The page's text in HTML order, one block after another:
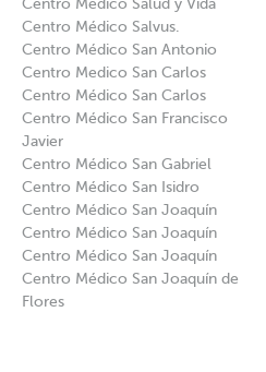
Centro Medico Salud y Vida
Centro Médico Salvus.
Centro Médico San Antonio
Centro Medico San Carlos
Centro Médico San Carlos
Centro Médico San Francisco
Javier
Centro Médico San Gabriel
Centro Médico San Isidro
Centro Médico San Joaquín
Centro Médico San Joaquín
Centro Médico San Joaquín
Centro Médico San Joaquín de
Flores